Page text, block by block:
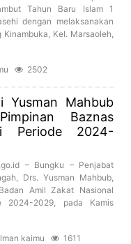
Tahun Baru Islam 1
dengan melaksanakan
Kel. Marsaoleh,
2502
Yusman Mahbub
Baznas
Periode 2024-
– Bungku – Penjabat
Drs. Yusman Mahbub,
Amil Zakat Nasional
2024-2029, pada Kamis
kaimu 1611